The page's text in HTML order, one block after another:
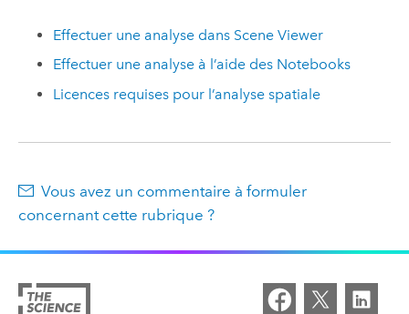
Effectuer une analyse dans Scene Viewer
Effectuer une analyse à l’aide des Notebooks
Licences requises pour l’analyse spatiale
Vous avez un commentaire à formuler
concernant cette rubrique ?